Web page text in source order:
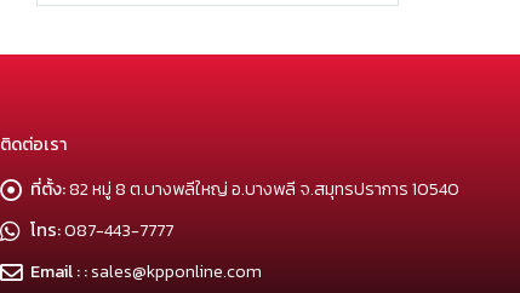
ติดต่อเรา
ที่ตั้ง:82 หมู่ 8 ต.บางพลีใหญ่ อ.บางพลี จ.สมุทรปราการ 10540
โทร:087-443-7777
Email : :sales@kpponline.com